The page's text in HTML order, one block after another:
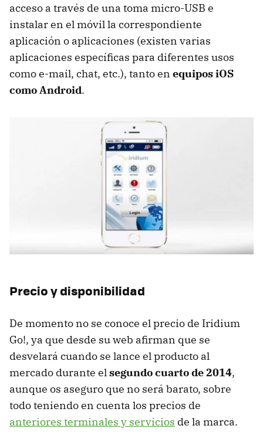
acceso a través de una toma micro-USB e
instalar en el móvil la correspondiente
aplicación o aplicaciones (existen varias
aplicaciones específicas para diferentes usos
como e-mail, chat, etc.), tanto en equipos iOS
como Android.
Precio y disponibilidad
De momento no se conoce el precio de Iridium
Go!, ya que desde su web afirman que se
desvelará cuando se lance el producto al
mercado durante elsegundo cuarto de 2014,
aunque os aseguro que no será barato, sobre
todo teniendo en cuenta los precios de
anteriores terminales y servicios de la marca.